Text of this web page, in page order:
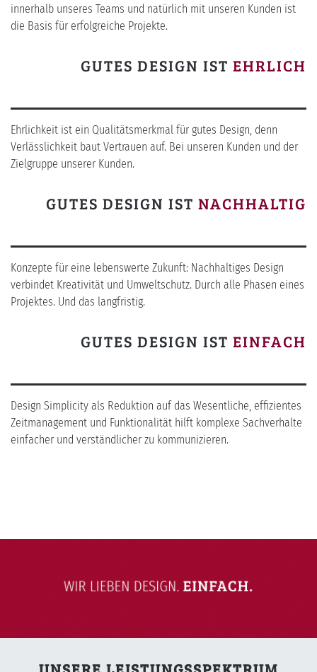
innerhalb unseres Teams und natürlich mit unseren Kunden ist
die Basis für erfolgreiche Projekte.
GUTES DESIGN IST EHRLICH
Ehrlichkeit ist ein Qualitätsmerkmal für gutes Design, denn
Verlässlichkeit baut Vertrauen auf. Bei unseren Kunden und der
Zielgruppe unserer Kunden.
GUTES DESIGN IST NACHHALTIG
Konzepte für eine lebenswerte Zukunft: Nachhaltiges Design
verbindet Kreativität und Umweltschutz. Durch alle Phasen eines
Projektes. Und das langfristig.
GUTES DESIGN IST EINFACH
Design Simplicity als Reduktion auf das Wesentliche, effizientes
Zeitmanagement und Funktionalität hilft komplexe Sachverhalte
einfacher und verständlicher zu kommunizieren.